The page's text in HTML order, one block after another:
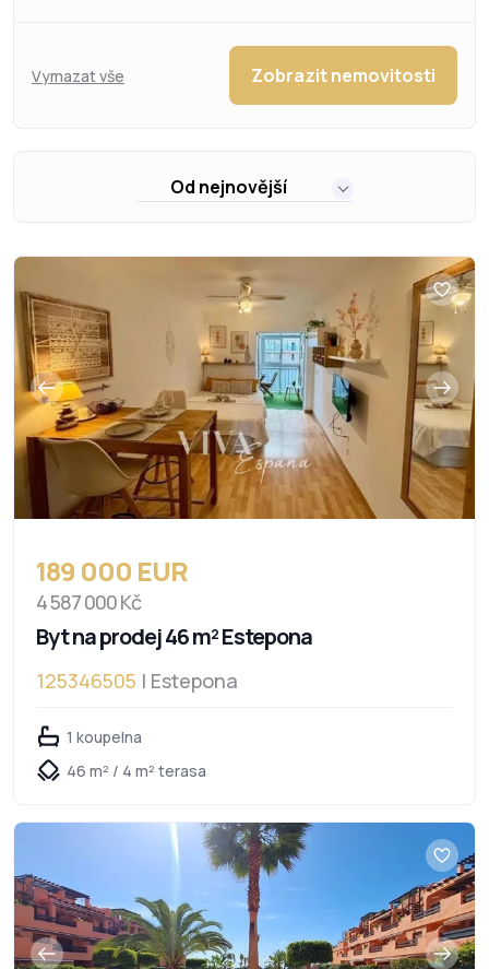
Vymazat vše Zobrazit nemovitosti
Od nejnovější
189 000 EUR
4 587 000 Kč
Byt na prodej 46 m² Estepona
125346505 | Estepona
1 koupelna
46 m² / 4 m² terasa